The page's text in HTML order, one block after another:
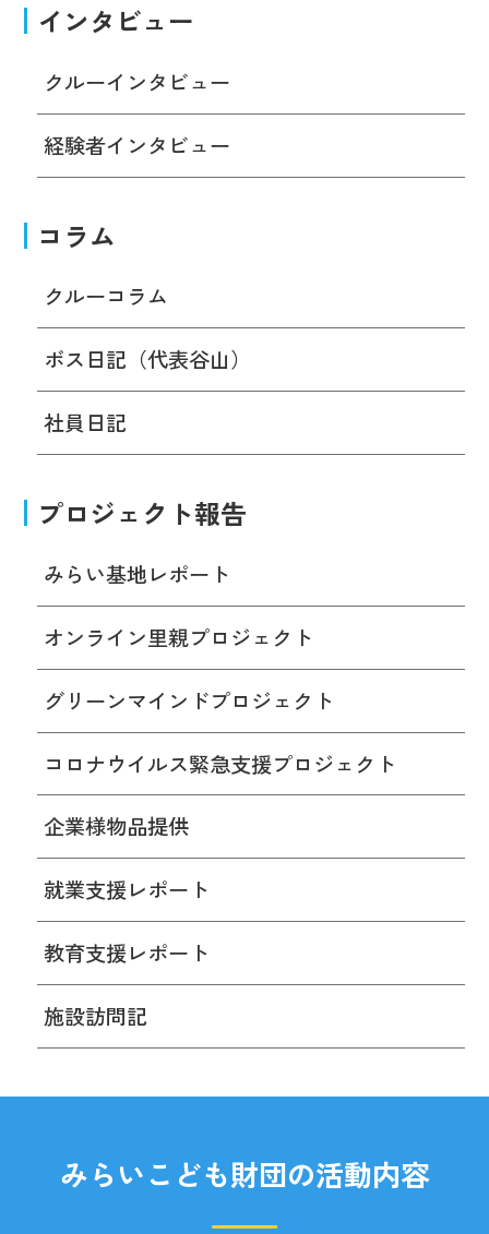
インタビュー
クルーインタビュー
経験者インタビュー
コラム
クルーコラム
ボス日記（代表谷山）
社員日記
プロジェクト報告
みらい基地レポート
オンライン里親プロジェクト
グリーンマインドプロジェクト
コロナウイルス緊急支援プロジェクト
企業様物品提供
就業支援レポート
教育支援レポート
施設訪問記
みらいこども財団の活動内容